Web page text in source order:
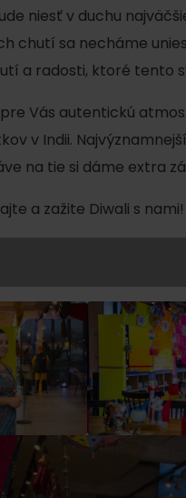
Všetky
Vodné
História a
niesť v duchu
chutí sa necháme
a radosti, ktoré tento
Vás autentickú
v Indii.
na tie si dáme extra
a zažite Diwali s nami!